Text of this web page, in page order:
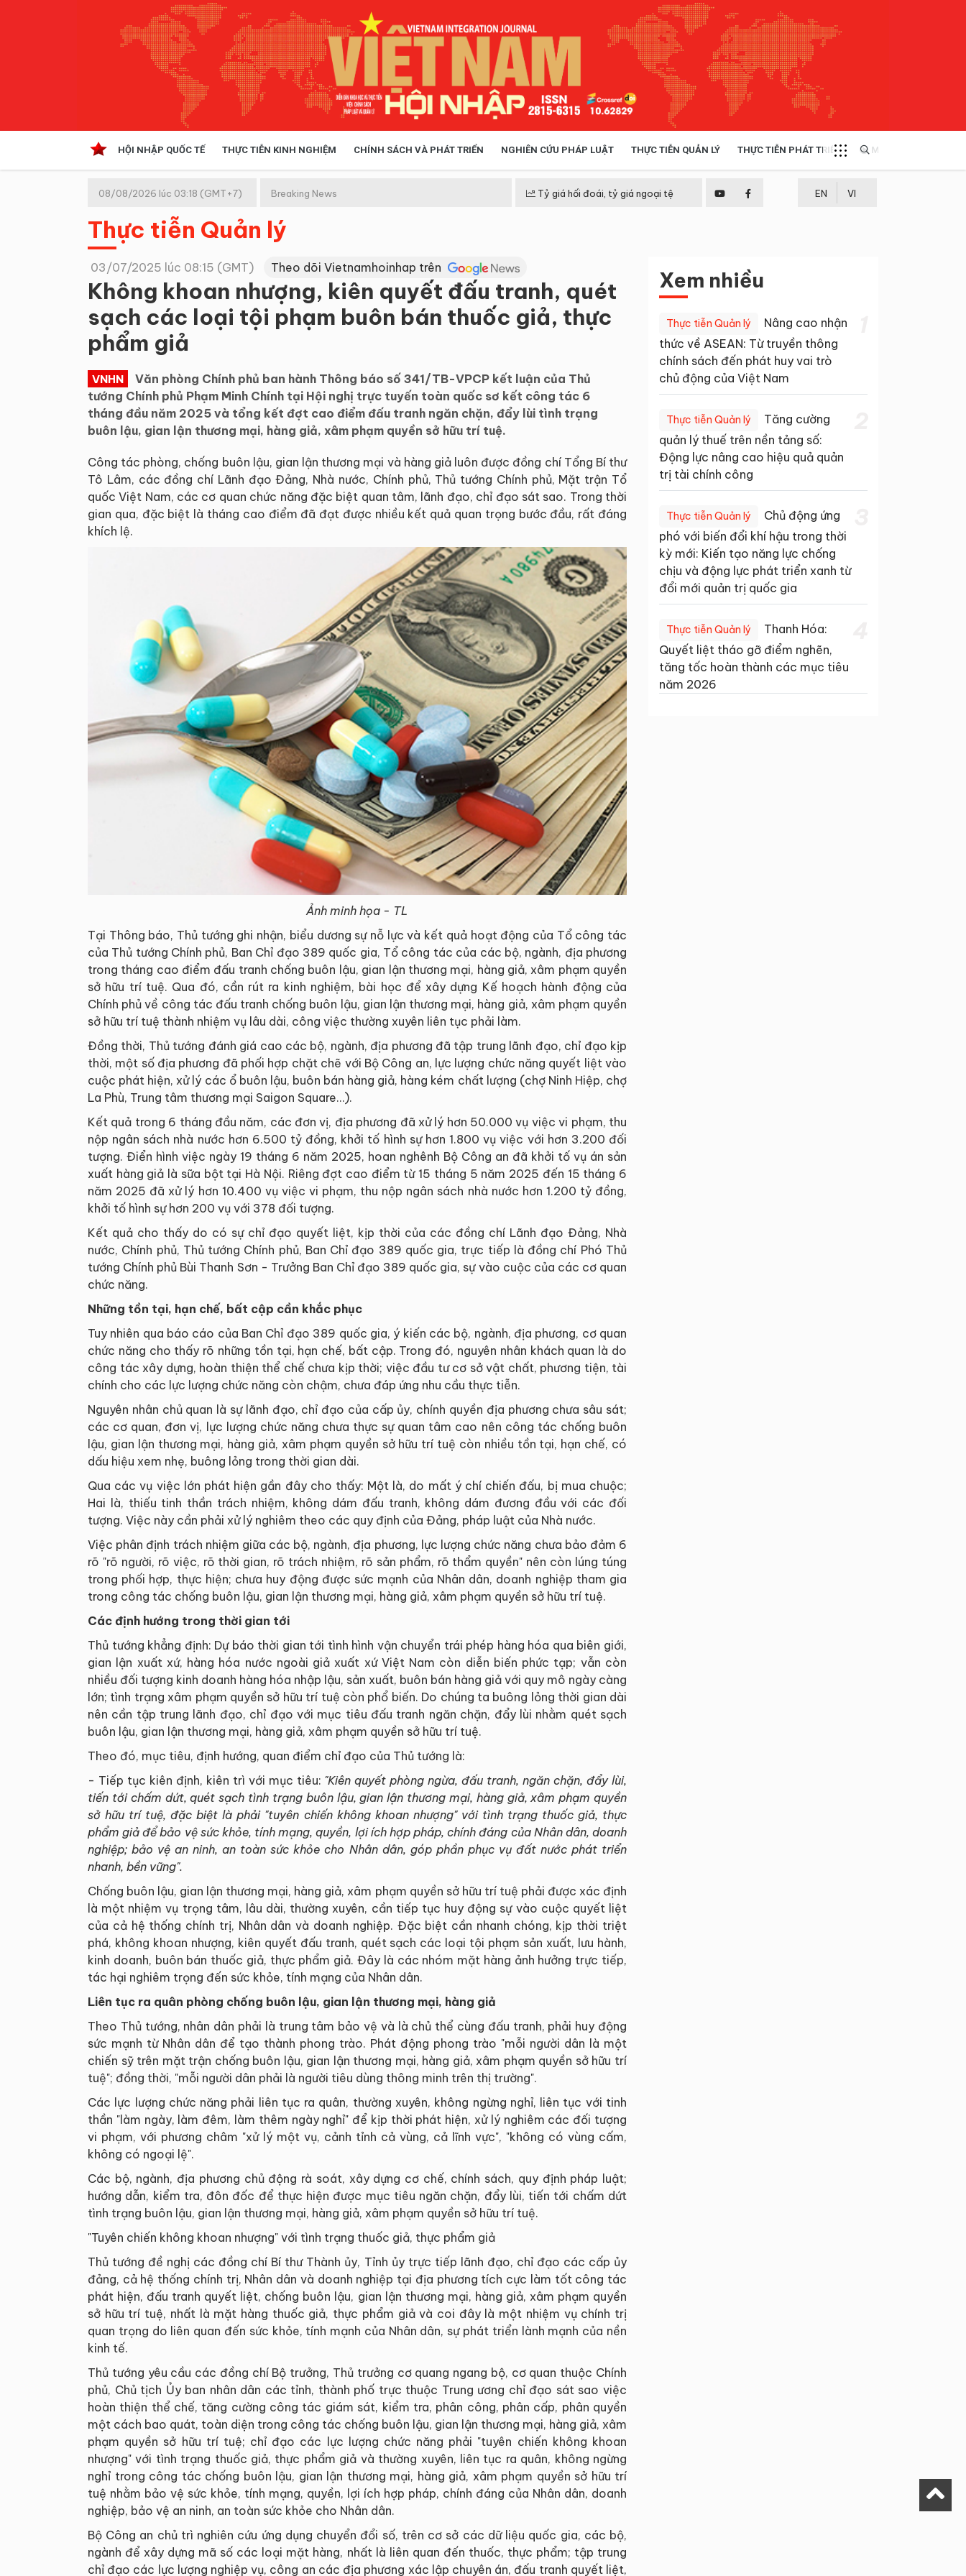
HỘI NHẬP QUỐC TẾ THỰC TIỄN KINH NGHIỆM CHÍNH SÁCH VÀ PHÁT TRIỂN NGHIÊN CỨU PHÁP LUẬT THỰC TIỄN QUẢN LÝ THỰC TIỄN PHÁT TRIỂN MULTIMEDIA
Kinh tế hội nhập
Doanh nghiệp
08/08/2026 lúc 03:18 (GMT+7) Breaking News Tỷ giá hối đoái, tỷ giá ngoại tệ EN VI
Thực tiễn Quản lý
03/07/2025 lúc 08:15 (GMT) Theo dõi Vietnamhoinhap trên
Không khoan nhượng, kiên quyết đấu tranh, quét
sạch các loại tội phạm buôn bán thuốc giả, thực
phẩm giả
VNHN
Văn phòng Chính phủ ban hành Thông báo số 341/TB-VPCP kết luận của Thủ
tướng Chính phủ Phạm Minh Chính tại Hội nghị trực tuyến toàn quốc sơ kết công tác 6
tháng đầu năm 2025 và tổng kết đợt cao điểm đấu tranh ngăn chặn, đẩy lùi tình trạng
buôn lậu, gian lận thương mại, hàng giả, xâm phạm quyền sở hữu trí tuệ.
Công tác phòng, chống buôn lậu, gian lận thương mại và hàng giả luôn được đồng chí Tổng Bí thư
Tô Lâm, các đồng chí Lãnh đạo Đảng, Nhà nước, Chính phủ, Thủ tướng Chính phủ, Mặt trận Tổ
quốc Việt Nam, các cơ quan chức năng đặc biệt quan tâm, lãnh đạo, chỉ đạo sát sao. Trong thời
gian qua, đặc biệt là tháng cao điểm đã đạt được nhiều kết quả quan trọng bước đầu, rất đáng
khích lệ.
Ảnh minh họa - TL
Tại Thông báo, Thủ tướng ghi nhận, biểu dương sự nỗ lực và kết quả hoạt động của Tổ công tác
của Thủ tướng Chính phủ, Ban Chỉ đạo 389 quốc gia, Tổ công tác của các bộ, ngành, địa phương
trong tháng cao điểm đấu tranh chống buôn lậu, gian lận thương mại, hàng giả, xâm phạm quyền
sở hữu trí tuệ. Qua đó, cần rút ra kinh nghiệm, bài học để xây dựng Kế hoạch hành động của
Chính phủ về công tác đấu tranh chống buôn lậu, gian lận thương mại, hàng giả, xâm phạm quyền
sở hữu trí tuệ thành nhiệm vụ lâu dài, công việc thường xuyên liên tục phải làm.
Đồng thời, Thủ tướng đánh giá cao các bộ, ngành, địa phương đã tập trung lãnh đạo, chỉ đạo kịp
thời, một số địa phương đã phối hợp chặt chẽ với Bộ Công an, lực lượng chức năng quyết liệt vào
cuộc phát hiện, xử lý các ổ buôn lậu, buôn bán hàng giả, hàng kém chất lượng (chợ Ninh Hiệp, chợ
La Phù, Trung tâm thương mại Saigon Square…).
Kết quả trong 6 tháng đầu năm, các đơn vị, địa phương đã xử lý hơn 50.000 vụ việc vi phạm, thu
nộp ngân sách nhà nước hơn 6.500 tỷ đồng, khởi tố hình sự hơn 1.800 vụ việc với hơn 3.200 đối
tượng. Điển hình việc ngày 19 tháng 6 năm 2025, hoan nghênh Bộ Công an đã khởi tố vụ án sản
xuất hàng giả là sữa bột tại Hà Nội. Riêng đợt cao điểm từ 15 tháng 5 năm 2025 đến 15 tháng 6
năm 2025 đã xử lý hơn 10.400 vụ việc vi phạm, thu nộp ngân sách nhà nước hơn 1.200 tỷ đồng,
khởi tố hình sự hơn 200 vụ với 378 đối tượng.
Kết quả cho thấy do có sự chỉ đạo quyết liệt, kịp thời của các đồng chí Lãnh đạo Đảng, Nhà
nước, Chính phủ, Thủ tướng Chính phủ, Ban Chỉ đạo 389 quốc gia, trực tiếp là đồng chí Phó Thủ
tướng Chính phủ Bùi Thanh Sơn - Trưởng Ban Chỉ đạo 389 quốc gia, sự vào cuộc của các cơ quan
chức năng.
Những tồn tại, hạn chế, bất cập cần khắc phục
Tuy nhiên qua báo cáo của Ban Chỉ đạo 389 quốc gia, ý kiến các bộ, ngành, địa phương, cơ quan
chức năng cho thấy rõ những tồn tại, hạn chế, bất cập. Trong đó, nguyên nhân khách quan là do
công tác xây dựng, hoàn thiện thể chế chưa kịp thời; việc đầu tư cơ sở vật chất, phương tiện, tài
chính cho các lực lượng chức năng còn chậm, chưa đáp ứng nhu cầu thực tiễn.
Nguyên nhân chủ quan là sự lãnh đạo, chỉ đạo của cấp ủy, chính quyền địa phương chưa sâu sát;
các cơ quan, đơn vị, lực lượng chức năng chưa thực sự quan tâm cao nên công tác chống buôn
lậu, gian lận thương mại, hàng giả, xâm phạm quyền sở hữu trí tuệ còn nhiều tồn tại, hạn chế, có
dấu hiệu xem nhẹ, buông lỏng trong thời gian dài.
Qua các vụ việc lớn phát hiện gần đây cho thấy: Một là, do mất ý chí chiến đấu, bị mua chuộc;
Hai là, thiếu tinh thần trách nhiệm, không dám đấu tranh, không dám đương đầu với các đối
tượng. Việc này cần phải xử lý nghiêm theo các quy định của Đảng, pháp luật của Nhà nước.
Việc phân định trách nhiệm giữa các bộ, ngành, địa phương, lực lượng chức năng chưa bảo đảm 6
rõ "rõ người, rõ việc, rõ thời gian, rõ trách nhiệm, rõ sản phẩm, rõ thẩm quyền" nên còn lúng túng
trong phối hợp, thực hiện; chưa huy động được sức mạnh của Nhân dân, doanh nghiệp tham gia
trong công tác chống buôn lậu, gian lận thương mại, hàng giả, xâm phạm quyền sở hữu trí tuệ.
Các định hướng trong thời gian tới
Thủ tướng khẳng định: Dự báo thời gian tới tình hình vận chuyển trái phép hàng hóa qua biên giới,
gian lận xuất xứ, hàng hóa nước ngoài giả xuất xứ Việt Nam còn diễn biến phức tạp; vẫn còn
nhiều đối tượng kinh doanh hàng hóa nhập lậu, sản xuất, buôn bán hàng giả với quy mô ngày càng
lớn; tình trạng xâm phạm quyền sở hữu trí tuệ còn phổ biến. Do chúng ta buông lỏng thời gian dài
nên cần tập trung lãnh đạo, chỉ đạo với mục tiêu đấu tranh ngăn chặn, đẩy lùi nhằm quét sạch
buôn lậu, gian lận thương mại, hàng giả, xâm phạm quyền sở hữu trí tuệ.
Theo đó, mục tiêu, định hướng, quan điểm chỉ đạo của Thủ tướng là:
- Tiếp tục kiên định, kiên trì với mục tiêu: "Kiên quyết phòng ngừa, đấu tranh, ngăn chặn, đẩy lùi,
tiến tới chấm dứt, quét sạch tình trạng buôn lậu, gian lận thương mại, hàng giả, xâm phạm quyền
sở hữu trí tuệ, đặc biệt là phải "tuyên chiến không khoan nhượng" với tình trạng thuốc giả, thực
phẩm giả để bảo vệsức khỏe, tính mạng, quyền, lợi ích hợp pháp, chính đáng của Nhân dân, doanh
nghiệp; bảo vệ an ninh, an toàn sức khỏe cho Nhân dân, góp phần phục vụ đất nước phát triển
nhanh, bền vững".
Chống buôn lậu, gian lận thương mại, hàng giả, xâm phạm quyền sở hữu trí tuệ phải được xác định
là một nhiệm vụ trọng tâm, lâu dài, thường xuyên, cần tiếp tục huy động sự vào cuộc quyết liệt
của cả hệ thống chính trị, Nhân dân và doanh nghiệp. Đặc biệt cần nhanh chóng, kịp thời triệt
phá, không khoan nhượng, kiên quyết đấu tranh, quét sạch các loại tội phạm sản xuất, lưu hành,
kinh doanh, buôn bán thuốc giả, thực phẩm giả. Đây là các nhóm mặt hàng ảnh hưởng trực tiếp,
tác hại nghiêm trọng đến sức khỏe, tính mạng của Nhân dân.
Liên tục ra quân phòng chống buôn lậu, gian lận thương mại, hàng giả
Theo Thủ tướng, nhân dân phải là trung tâm bảo vệ và là chủ thể cùng đấu tranh, phải huy động
sức mạnh từ Nhân dân để tạo thành phong trào. Phát động phong trào "mỗi người dân là một
chiến sỹ trên mặt trận chống buôn lậu, gian lận thương mại, hàng giả, xâm phạm quyền sở hữu trí
tuệ"; đồng thời, "mỗi người dân phải là người tiêu dùng thông minh trên thị trường".
Các lực lượng chức năng phải liên tục ra quân, thường xuyên, không ngừng nghỉ, liên tục với tinh
thần "làm ngày, làm đêm, làm thêm ngày nghỉ" để kịp thời phát hiện, xử lý nghiêm các đối tượng
vi phạm, với phương châm "xử lý một vụ, cảnh tỉnh cả vùng, cả lĩnh vực", "không có vùng cấm,
không có ngoại lệ".
Các bộ, ngành, địa phương chủ động rà soát, xây dựng cơ chế, chính sách, quy định pháp luật;
hướng dẫn, kiểm tra, đôn đốc để thực hiện được mục tiêu ngăn chặn, đẩy lùi, tiến tới chấm dứt
tình trạng buôn lậu, gian lận thương mại, hàng giả, xâm phạm quyền sở hữu trí tuệ.
"Tuyên chiến không khoan nhượng" với tình trạng thuốc giả, thực phẩm giả
Thủ tướng đề nghị các đồng chí Bí thư Thành ủy, Tỉnh ủy trực tiếp lãnh đạo, chỉ đạo các cấp ủy
đảng, cả hệ thống chính trị, Nhân dân và doanh nghiệp tại địa phương tích cực làm tốt công tác
phát hiện, đấu tranh quyết liệt, chống buôn lậu, gian lận thương mại, hàng giả, xâm phạm quyền
sở hữu trí tuệ, nhất là mặt hàng thuốc giả, thực phẩm giả và coi đây là một nhiệm vụ chính trị
quan trọng do liên quan đến sức khỏe, tính mạnh của Nhân dân, sự phát triển lành mạnh của nền
kinh tế.
Thủ tướng yêu cầu các đồng chí Bộ trưởng, Thủ trưởng cơ quang ngang bộ, cơ quan thuộc Chính
phủ, Chủ tịch Ủy ban nhân dân các tỉnh, thành phố trực thuộc Trung ương chỉ đạo sát sao việc
hoàn thiện thể chế, tăng cường công tác giám sát, kiểm tra, phân công, phân cấp, phân quyền
một cách bao quát, toàn diện trong công tác chống buôn lậu, gian lận thương mại, hàng giả, xâm
phạm quyền sở hữu trí tuệ; chỉ đạo các lực lượng chức năng phải "tuyên chiến không khoan
nhượng" với tình trạng thuốc giả, thực phẩm giả và thường xuyên, liên tục ra quân, không ngừng
nghỉ trong công tác chống buôn lậu, gian lận thương mại, hàng giả, xâm phạm quyền sở hữu trí
tuệ nhằm bảo vệ sức khỏe, tính mạng, quyền, lợi ích hợp pháp, chính đáng của Nhân dân, doanh
nghiệp, bảo vệ an ninh, an toàn sức khỏe cho Nhân dân.
Bộ Công an chủ trì nghiên cứu ứng dụng chuyển đổi số, trên cơ sở các dữ liệu quốc gia, các bộ,
ngành để xây dựng mã số các loại mặt hàng, nhất là liên quan đến thuốc, thực phẩm; tập trung
chỉ đạo các lực lượng nghiệp vụ, công an các địa phương xác lập chuyên án, đấu tranh quyết liệt,
Xem nhiều
Thực tiễn Quản lý
Nâng cao nhận
thức về ASEAN: Từ truyền thông
chính sách đến phát huy vai trò
chủ động của Việt Nam
Thực tiễn Quản lý
Tăng cường
quản lý thuế trên nền tảng số:
Động lực nâng cao hiệu quả quản
trị tài chính công
Thực tiễn Quản lý
Chủ động ứng
phó với biến đổi khí hậu trong thời
kỳ mới: Kiến tạo năng lực chống
chịu và động lực phát triển xanh từ
đổi mới quản trị quốc gia
Thực tiễn Quản lý
Thanh Hóa:
Quyết liệt tháo gỡ điểm nghẽn,
tăng tốc hoàn thành các mục tiêu
năm 2026